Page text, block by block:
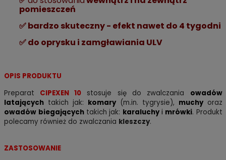
pomieszczeń
✅ bardzo skuteczny - efekt nawet do 4 tygodni
✅do oprysku i zamgławiania ULV
OPIS PRODUKTU
Preparat CIPEXEN 10 stosuje się do zwalczania owadów
latającychtakich jak: komary(m.in. tygrysie), muchyoraz
owadów biegającychtakich jak: karaluchyi mrówki. Produkt
polecamy również do zwalczania kleszczy.
ZASTOSOWANIE